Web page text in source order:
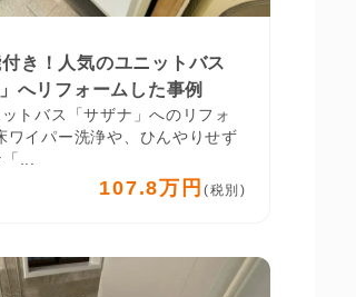
き！人気のユニットバス
へリフォームした事例
トバス「サザナ」へのリフォ
ワイパー洗浄や、ひんやりせず
「...
107.8万円 (税別)